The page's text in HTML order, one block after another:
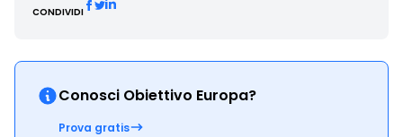
CONDIVIDI
Conosci Obiettivo Europa?
Prova gratis